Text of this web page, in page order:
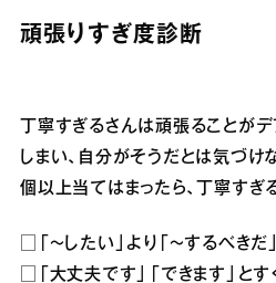
頑張りすぎ度診断
丁寧すぎるさんは頑張ることが
しまい、自分がそうだとは気づけ
個以上当てはまったら、丁寧すぎ
□「～したい」より「～するべき
□「大丈夫です」「できます」とす